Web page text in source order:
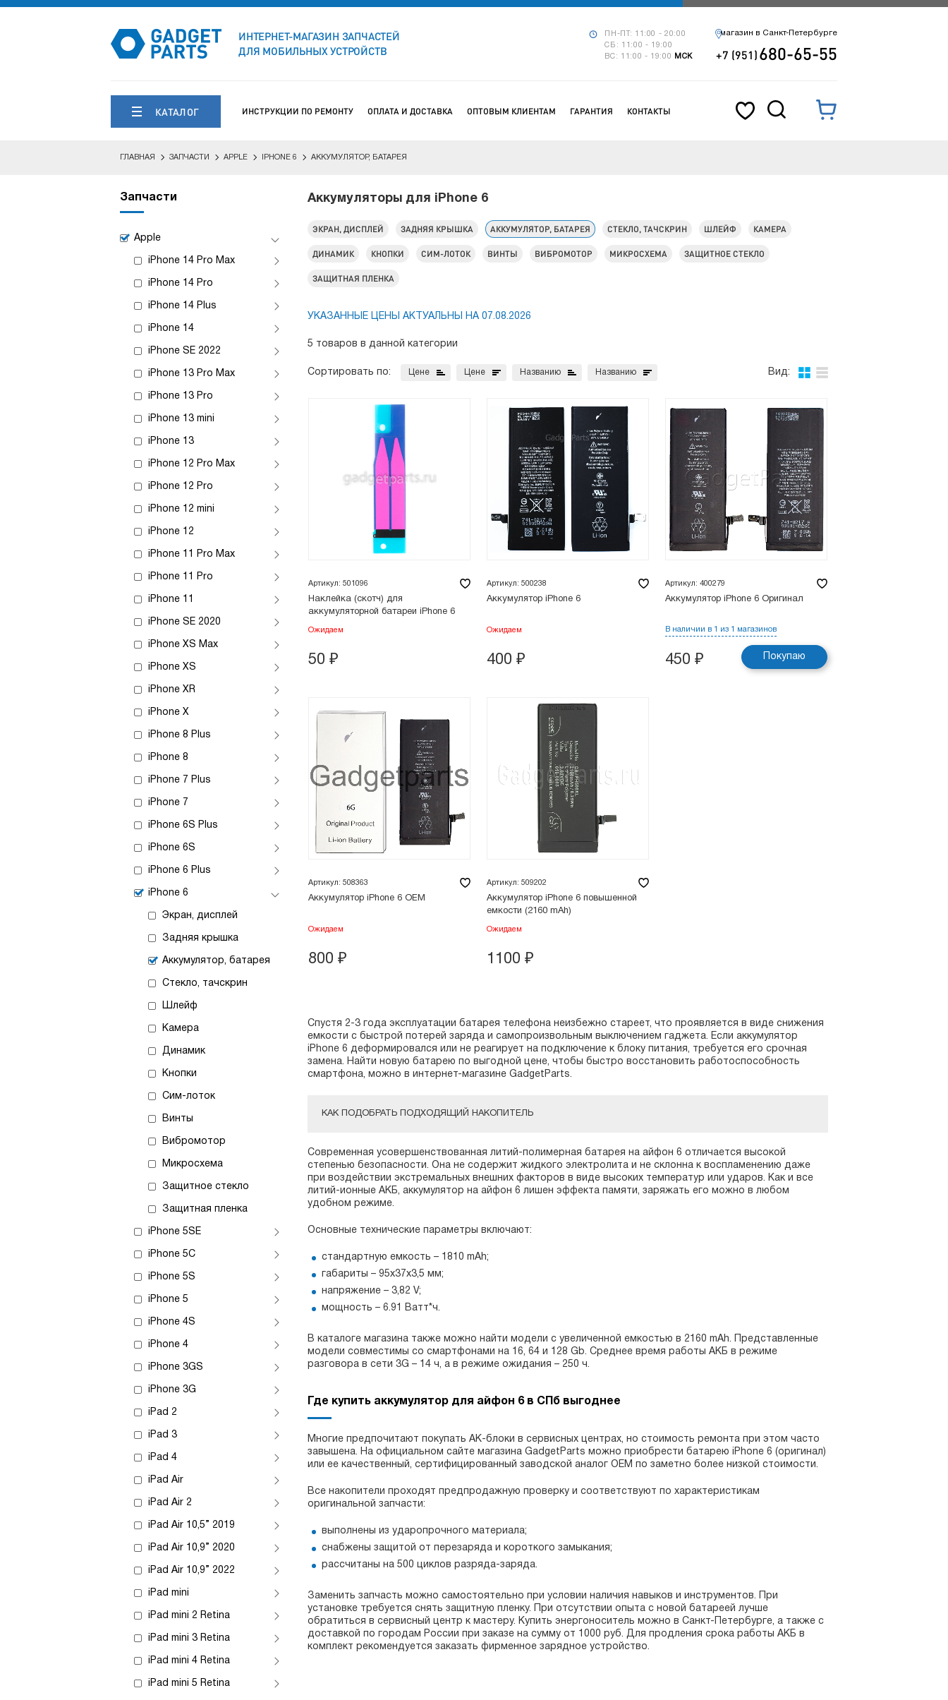
ИНТЕРНЕТ-МАГАЗИН ЗАПЧАСТЕЙ
ДЛЯ МОБИЛЬНЫХ УСТРОЙСТВ
ПН-ПТ: 11:00 - 20:00
СБ: 11:00 - 19:00
ВС: 11:00 - 19:00
МСК
магазин в Санкт-Петербурге
+7 (951)680-65-55
КАТАЛОГ ИНСТРУКЦИИ ПО РЕМОНТУ ОПЛАТА И ДОСТАВКА ОПТОВЫМ КЛИЕНТАМ ГАРАНТИЯ КОНТАКТЫ
ГЛАВНАЯ ЗАПЧАСТИ APPLE IPHONE 6 АККУМУЛЯТОР, БАТАРЕЯ
Запчасти
Apple
iPhone 14 Pro Max
iPhone 14 Pro
iPhone 14 Plus
iPhone 14
iPhone SE 2022
iPhone 13 Pro Max
iPhone 13 Pro
iPhone 13 mini
iPhone 13
iPhone 12 Pro Max
iPhone 12 Pro
iPhone 12 mini
iPhone 12
iPhone 11 Pro Max
iPhone 11 Pro
iPhone 11
iPhone SE 2020
iPhone XS Max
iPhone XS
iPhone XR
iPhone X
iPhone 8 Plus
iPhone 8
iPhone 7 Plus
iPhone 7
iPhone 6S Plus
iPhone 6S
iPhone 6 Plus
iPhone 6
Экран, дисплей
Задняя крышка
Аккумулятор, батарея
Стекло, тачскрин
Шлейф
Камера
Динамик
Кнопки
Сим-лоток
Винты
Вибромотор
Микросхема
Защитное стекло
Защитная пленка
iPhone 5SE
iPhone 5C
iPhone 5S
iPhone 5
iPhone 4S
iPhone 4
iPhone 3GS
iPhone 3G
iPad 2
iPad 3
iPad 4
iPad Air
iPad Air 2
iPad Air 10,5” 2019
iPad Air 10,9” 2020
iPad Air 10,9” 2022
iPad mini
iPad mini 2 Retina
iPad mini 3 Retina
iPad mini 4 Retina
iPad mini 5 Retina
Аккумуляторы для iPhone 6
ЭКРАН, ДИСПЛЕЙ ЗАДНЯЯ КРЫШКА АККУМУЛЯТОР, БАТАРЕЯ СТЕКЛО, ТАЧСКРИН ШЛЕЙФ КАМЕРА
ДИНАМИК КНОПКИ СИМ-ЛОТОК ВИНТЫ ВИБРОМОТОР МИКРОСХЕМА ЗАЩИТНОЕ СТЕКЛО
ЗАЩИТНАЯ ПЛЕНКА
УКАЗАННЫЕ ЦЕНЫ АКТУАЛЬНЫ НА 07.08.2026
5 товаров в данной категории
Вид:
Сортировать по: Цене Цене Названию Названию
Артикул: 501096
Наклейка (скотч) для
аккумуляторной батареи iPhone 6
Ожидаем
50 ₽
Артикул: 500238
Аккумулятор iPhone 6
Ожидаем
400 ₽
Артикул: 400279
Аккумулятор iPhone 6 Оригинал
В наличии в 1 из 1 магазинов
450 ₽ Покупаю
Артикул: 508363
Аккумулятор iPhone 6 OEM
Ожидаем
800 ₽
Артикул: 509202
Аккумулятор iPhone 6 повышенной
емкости (2160 mAh)
Ожидаем
1100 ₽
Спустя 2-3 года эксплуатации батарея телефона неизбежно стареет, что проявляется в виде снижения
емкости с быстрой потерей заряда и самопроизвольным выключением гаджета. Если аккумулятор
iPhone 6 деформировался или не реагирует на подключение к блоку питания, требуется его срочная
замена. Найти новую батарею по выгодной цене, чтобы быстро восстановить работоспособность
смартфона, можно в интернет-магазине GadgetParts.
КАК ПОДОБРАТЬ ПОДХОДЯЩИЙ НАКОПИТЕЛЬ
Современная усовершенствованная литий-полимерная батарея на айфон 6 отличается высокой
степенью безопасности. Она не содержит жидкого электролита и не склонна к воспламенению даже
при воздействии экстремальных внешних факторов в виде высоких температур или ударов. Как и все
литий-ионные АКБ, аккумулятор на айфон 6 лишен эффекта памяти, заряжать его можно в любом
удобном режиме.
Основные технические параметры включают:
стандартную емкость – 1810 mAh;
габариты – 95х37х3,5 мм;
напряжение – 3,82 V;
мощность – 6.91 Ватт*ч.
В каталоге магазина также можно найти модели с увеличенной емкостью в 2160 mAh. Представленные
модели совместимы со смартфонами на 16, 64 и 128 Gb. Среднее время работы АКБ в режиме
разговора в сети 3G – 14 ч, а в режиме ожидания – 250 ч.
Где купить аккумулятор для айфон 6 в СПб выгоднее
Многие предпочитают покупать АК-блоки в сервисных центрах, но стоимость ремонта при этом часто
завышена. На официальном сайте магазина GadgetParts можно приобрести батарею iPhone 6 (оригинал)
или ее качественный, сертифицированный заводской аналог ОЕМ по заметно более низкой стоимости.
Все накопители проходят предпродажную проверку и соответствуют по характеристикам
оригинальной запчасти:
выполнены из ударопрочного материала;
снабжены защитой от перезаряда и короткого замыкания;
рассчитаны на 500 циклов разряда-заряда.
Заменить запчасть можно самостоятельно при условии наличия навыков и инструментов. При
установке требуется снять защитную пленку. При отсутствии опыта с новой батареей лучше
обратиться в сервисный центр к мастеру. Купить энергоноситель можно в Санкт-Петербурге, а также с
доставкой по городам России при заказе на сумму от 1000 руб. Для продления срока работы АКБ в
комплект рекомендуется заказать фирменное зарядное устройство.